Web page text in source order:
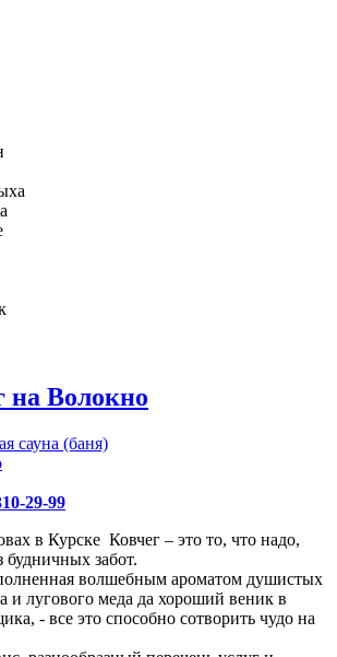
на Волокно
сауна (баня)
29-99
в Курске Ковчег – это то, что надо,
будничных забот.
волшебным ароматом душистых
и лугового меда да хороший веник в
- все это способно сотворить чудо на